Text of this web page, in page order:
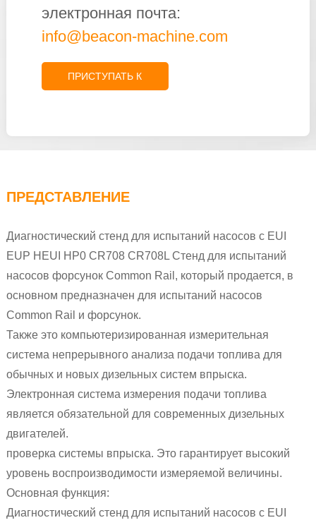
электронная почта:
info@beacon-machine.com
ПРИСТУПАТЬ К
ПРЕДСТАВЛЕНИЕ
Диагностический стенд для испытаний насосов с EUI
EUP HEUI HP0 CR708 CR708L Стенд для испытаний
насосов форсунок Common Rail, который продается, в
основном предназначен для испытаний насосов
Common Rail и форсунок.
Также это компьютеризированная измерительная
система непрерывного анализа подачи топлива для
обычных и новых дизельных систем впрыска.
Электронная система измерения подачи топлива
является обязательной для современных дизельных
двигателей.
проверка системы впрыска. Это гарантирует высокий
уровень воспроизводимости измеряемой величины.
Основная функция:
Диагностический стенд для испытаний насосов с EUI